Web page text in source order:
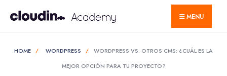
MENU
HOME WORDPRESS
WORDPRESS VS. OTROS CMS: ¿CUÁL ES LA
MEJOR OPCIÓN PARA TU PROYECTO?